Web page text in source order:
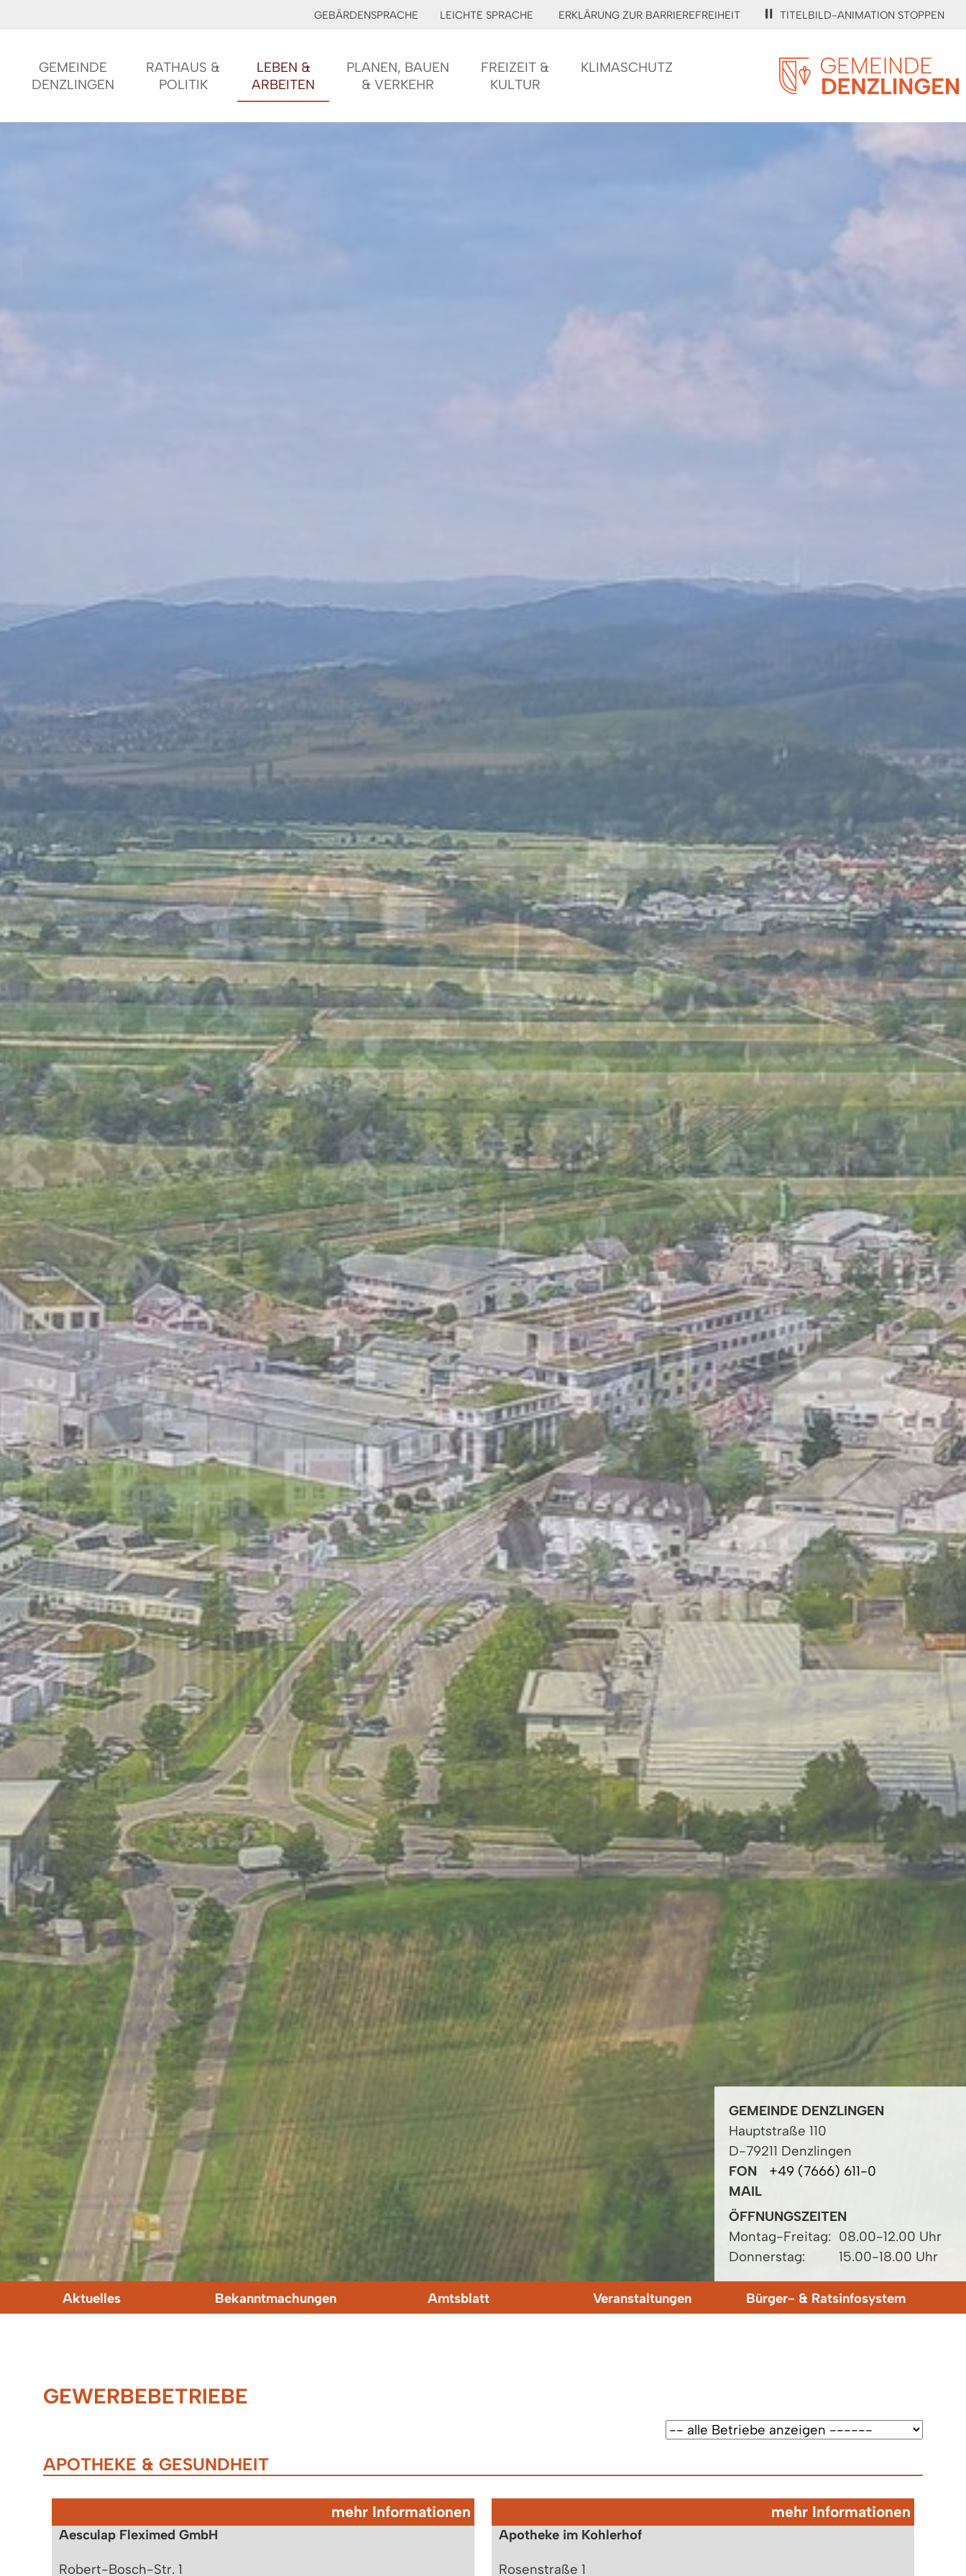
GEBÄRDENSPRACHE LEICHTE SPRACHE ERKLÄRUNG ZUR BARRIEREFREIHEIT TITELBILD-ANIMATION STOPPEN
GEMEINDE
DENZLINGEN
RATHAUS &
POLITIK
LEBEN &
ARBEITEN
PLANEN, BAUEN
& VERKEHR
FREIZEIT &
KULTUR
KLIMASCHUTZ
GEMEINDE DENZLINGEN
Hauptstraße 110
D-79211 Denzlingen
FON
+49 (7666) 611-0
MAIL
ÖFFNUNGSZEITEN
Montag-Freitag: 08.00-12.00 Uhr
Donnerstag:
15.00-18.00 Uhr
Aktuelles Bekanntmachungen Amtsblatt Veranstaltungen Bürger- & Ratsinfosystem
GEWERBEBETRIEBE
APOTHEKE & GESUNDHEIT
mehr Informationen
Aesculap Fleximed GmbH
Robert-Bosch-Str. 1
mehr Informationen
Apotheke im Kohlerhof
Rosenstraße 1